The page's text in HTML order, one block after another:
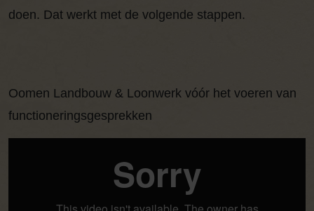
doen. Dat werkt met de volgende stappen.
Oomen Landbouw & Loonwerk vóór het voeren van
functioneringsgesprekken